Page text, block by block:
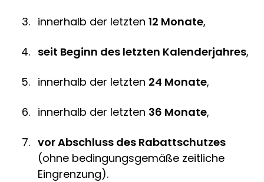
innerhalb der letzten 12 Monate,
seit Beginn des letzten Kalenderjahres,
innerhalb der letzten 24 Monate,
innerhalb der letzten 36 Monate,
vor Abschluss des Rabattschutzes
(ohne bedingungsgemäße zeitliche
Eingrenzung).